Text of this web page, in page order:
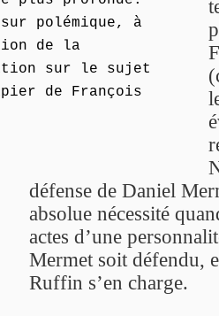
polémique, à
de la
sur le sujet
de François
défense de Daniel
absolue nécessité
actes d’une
Mermet soit défendu,
Ruffin s’en charge.